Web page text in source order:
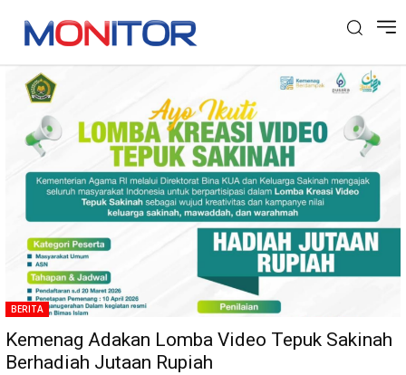
Tag: Keluarga Sakinah
BERITA
Kemenag Adakan Lomba Video Tepuk Sakinah
Berhadiah Jutaan Rupiah